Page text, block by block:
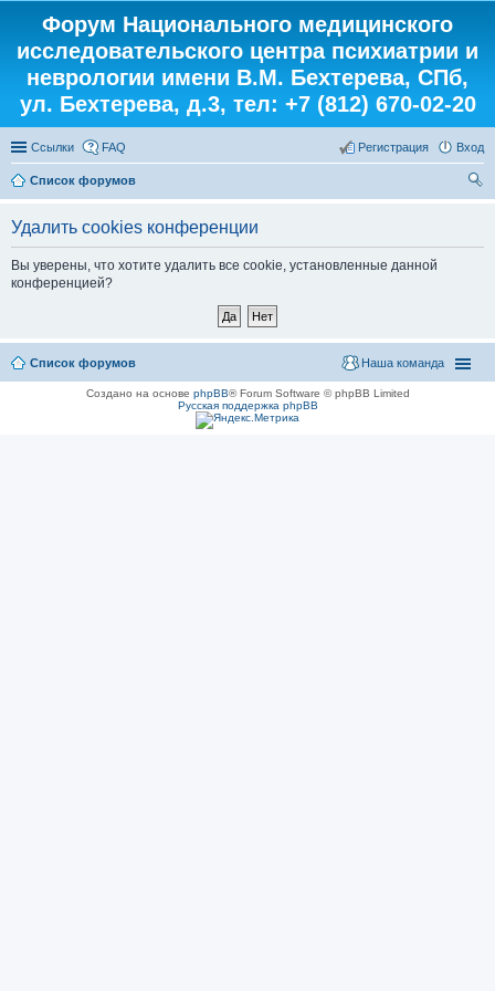
Форум Национального медицинского
исследовательского центра психиатрии и
неврологии имени В.М. Бехтерева, СПб,
ул. Бехтерева, д.3, тел: +7 (812) 670-02-20
Ссылки FAQ Вход
Регистрация
Список форумов
Удалить cookies конференции
Вы уверены, что хотите удалить все cookie, установленные данной
конференцией?
Список форумов Наша команда
Создано на основе phpBB® Forum Software © phpBB Limited
Русская поддержка phpBB